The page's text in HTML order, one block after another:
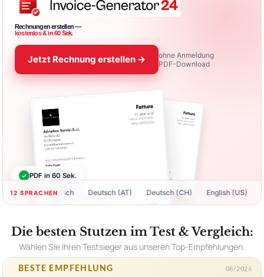
Rechnungen erstellen —
kostenlos & in 60 Sek.
Jetzt Rechnung erstellen →
ohne Anmeldung
PDF-Download
✓ PDF in 60 Sek.
12 SPRACHEN
Deutsch Deutsch (AT) Deutsch (CH) English (US)
Die besten Stutzen im Test & Vergleich:
Wählen Sie Ihren Testsieger aus unseren Top-Empfehlungen.
BESTE EMPFEHLUNG 08/2026